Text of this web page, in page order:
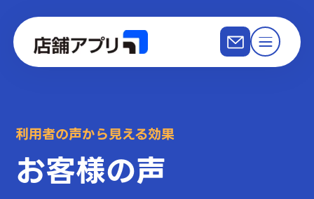
利用者の声から見える効果
お客様の声